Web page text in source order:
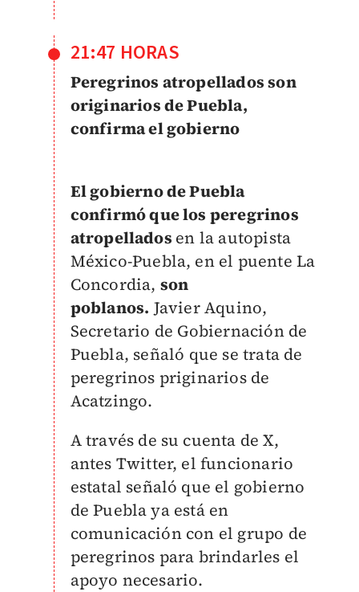
21:47 HORAS
Peregrinos atropellados son
originarios de Puebla,
confirma el gobierno
El gobierno de Puebla
confirmó que los peregrinos
atropellados en la autopista
México-Puebla, en el puente La
Concordia, son
poblanos. Javier Aquino,
Secretario de Gobiernación de
Puebla, señaló que se trata de
peregrinos priginarios de
Acatzingo.
A través de su cuenta de X,
antes Twitter, el funcionario
estatal señaló que el gobierno
de Puebla ya está en
comunicación con el grupo de
peregrinos para brindarles el
apoyo necesario.